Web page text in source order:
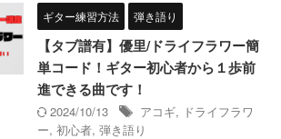
ギター練習方法 弾き語り
【タブ譜有】優里/ドライフラワー簡
単コード！ギター初心者から１歩前
進できる曲です！
2024/10/13 アコギ, ドライフラワ
ー, 初心者, 弾き語り